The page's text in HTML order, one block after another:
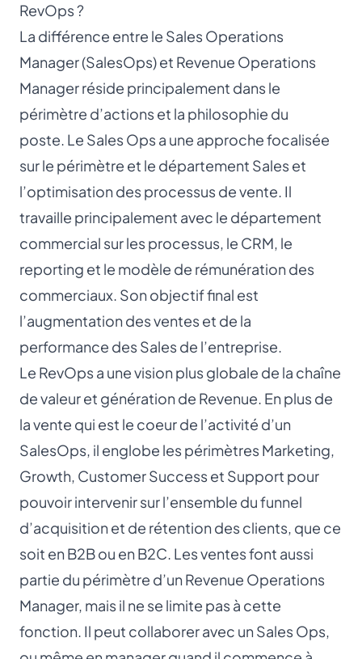
RevOps ?
La différence entre le Sales Operations
Manager (SalesOps) et Revenue Operations
Manager réside principalement dans le
périmètre d’actions et la philosophie du
poste. Le Sales Opsa une approche focalisée
sur le périmètre et le département Sales et
l’optimisation des processus de vente. Il
travaille principalement avec le département
commercial sur les processus, le CRM, le
reporting et le modèle de rémunération des
commerciaux. Son objectif final est
l’augmentation des ventes et de la
performance des Sales de l’entreprise.
Le RevOps a une vision plus globale de la chaîne
de valeur et génération de Revenue. En plus de
la vente qui est le coeur de l’activité d’un
SalesOps, il englobe les périmètres Marketing,
Growth, Customer Success et Support pour
pouvoir intervenir sur l’ensemble du funnel
d’acquisition et de rétention des clients, que ce
soit en B2B ou en B2C. Les ventes font aussi
partie du périmètre d’un Revenue Operations
Manager, mais il ne se limite pas à cette
fonction. Il peut collaborer avec un Sales Ops,